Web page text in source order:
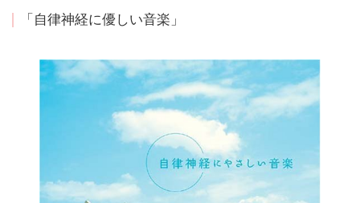
「自律神経に優しい音楽」